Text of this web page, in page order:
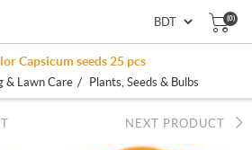
(0)
Capsicum seeds 25 pcs
& Lawn Care / Plants, Seeds & Bulbs
NEXT PRODUCT